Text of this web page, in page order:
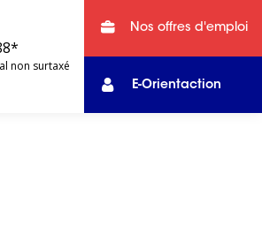
non surtaxé
Nos offres d'emploi
E-Orientaction